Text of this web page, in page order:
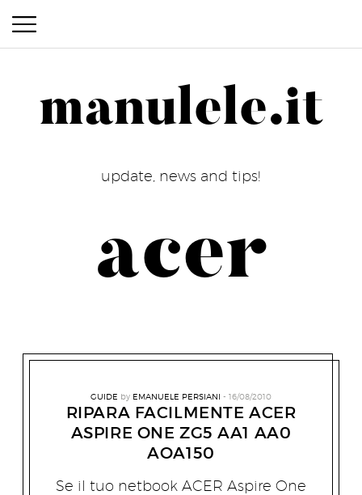
manulele.it
manulele.it
update, news and tips!
acer
GUIDE by EMANUELE PERSIANI 16/08/2010
RIPARA FACILMENTE ACER
ASPIRE ONE ZG5 AA1 AA0
AOA150
Se il tuo netbook ACER Aspire One